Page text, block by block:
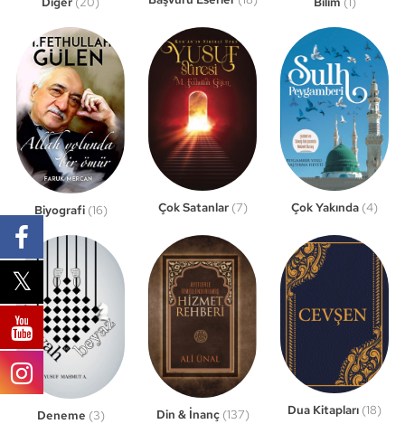
Biyografi (16) Çok Satanlar (7) Çok Yakında (4)
Deneme (3) Din & İnanç (137) Dua Kitapları (18)